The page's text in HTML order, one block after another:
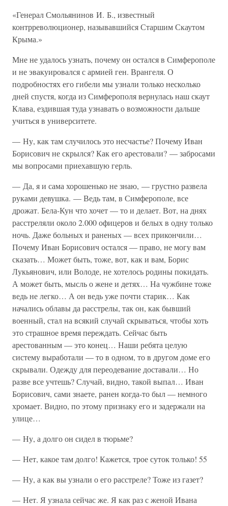
«Генерал Смольянинов И. Б., известный
контрреволюционер, называвшийся Старшим Скаутом
Крыма.»
Мне не удалось узнать, почему он остался в Симферополе
и не эвакуировался с армией ген. Врангеля. О
подробностях его гибели мы узнали только несколько
дней спустя, когда из Симферополя вернулась наш скаут
Клава, ездившая туда узнавать о возможности дальше
учиться в университете.
— Ну, как там случилось это несчастье? Почему Иван
Борисович не скрылся? Как его арестовали? — забросами
мы вопросами приехавшую герль.
— Да, я и сама хорошенько не знаю, — грустно развела
руками девушка. — Ведь там, в Симферополе, все
дрожат. Бела-Кун что хочет — то и делает. Вот, на днях
расстреляли около 2.000 офицеров и белых в одну только
ночь. Даже больных и раненых — всех прикончили…
Почему Иван Борисович остался — право, не могу вам
сказать… Может быть, тоже, вот, как и вам, Борис
Лукьянович, или Володе, не хотелось родины покидать.
А может быть, мысль о жене и детях… На чужбине тоже
ведь не легко… А он ведь уже почти старик… Как
начались облавы да расстрелы, так он, как бывший
военный, стал на всякий случай скрываться, чтобы хоть
это страшное время переждать. Сейчас быть
арестованным — это конец… Наши ребята целую
систему выработали — то в одном, то в другом доме его
скрывали. Одежду для переодевание доставали… Но
разве все учтешь? Случай, видно, такой выпал… Иван
Борисович, сами знаете, ранен когда-то был — немного
хромает. Видно, по этому признаку его и задержали на
улице…
— Ну, а долго он сидел в тюрьме?
— Нет, какое там долго! Кажется, трое суток только! 55
— Ну, а как вы узнали о его расстреле? Тоже из газет?
— Нет. Я узнала сейчас же. Я как раз с женой Ивана